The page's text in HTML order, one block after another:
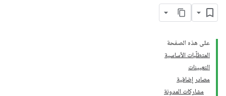
على هذه الصفحة
المتطلّبات الأساسية
التعيينات
مصادر إضافية
مشاركات المدونة